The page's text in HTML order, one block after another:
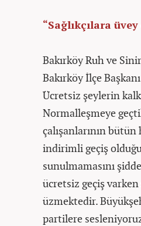
“Sağlıkçılara
Bakırköy Ruh ve
Bakırköy İlçe
Ücretsiz şeylerin
Normalleşmeye
çalışanlarının
indirimli geçiş
sunulmamasını
ücretsiz geçiş
üzmektedir.
partilere